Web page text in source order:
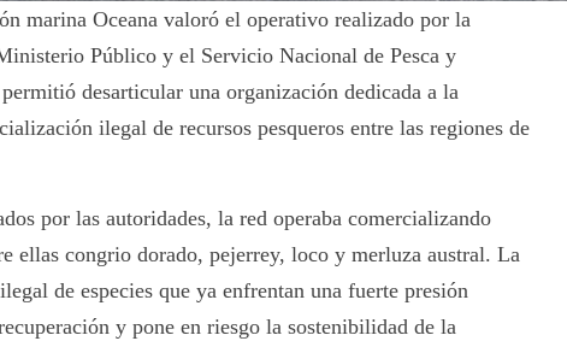
marina Oceana valoró el operativo realizado por la
Público y el Servicio Nacional de Pesca y
desarticular una organización dedicada a la
ilegal de recursos pesqueros entre las regiones de
por las autoridades, la red operaba comercializando
ellas congrio dorado, pejerrey, loco y merluza austral. La
de especies que ya enfrentan una fuerte presión
y pone en riesgo la sostenibilidad de la